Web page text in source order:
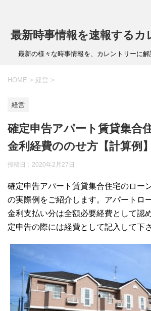
最新時事情報を速報する
最新の様々な時事情報を、カレントリーに解
HOME > 経営 >
経営
確定申告アパート賃貸集合
金利経費ののせ方【計算例】
投稿日： 2020年2月27日
確定申告アパート賃貸集合住宅のロー
の実際例をご紹介します。アパートロ
金利支払い分は全額必要経費として認
定申告の際には経費として記入して下さ